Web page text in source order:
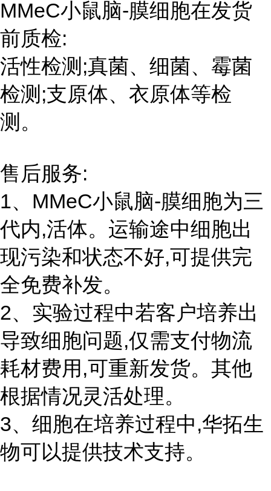
MMeC小鼠脑-膜细胞在发货
前质检:
活性检测;真菌、细菌、霉菌
检测;支原体、衣原体等检
测。
售后服务:
1、MMeC小鼠脑-膜细胞为三
代内,活体。运输途中细胞出
现污染和状态不好,可提供完
全免费补发。
2、实验过程中若客户培养出
导致细胞问题,仅需支付物流
耗材费用,可重新发货。其他
根据情况灵活处理。
3、细胞在培养过程中,华拓生
物可以提供技术支持。